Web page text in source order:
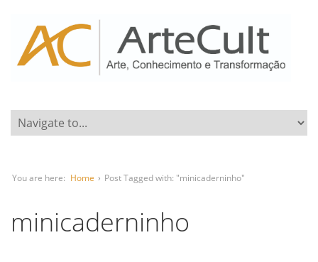
You are here: Home › Post Tagged with: "minicaderninho"
minicaderninho